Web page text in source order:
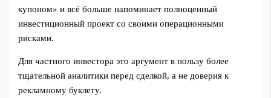
купоном» и всё больше напоминает полноценный
инвестиционный проект со своими операционными
рисками.
Для частного инвестора это аргумент в пользу более
тщательной аналитики перед сделкой, а не доверия к
рекламному буклету.